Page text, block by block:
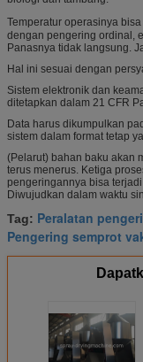
Temperatur operasinya
dengan pengering ordinal,
Panasnya tidak langsung.
Hal ini sesuai dengan
Sistem elektronik dan
ditetapkan dalam 21 CFR
Data harus dikumpulkan
sistem dalam format tetap
(Pelarut) bahan baku akan
terus menerus. Ketiga
pengeringannya bisa terjadi
Diwujudkan dalam waktu
Tag: Peralatan
Pengering semprot